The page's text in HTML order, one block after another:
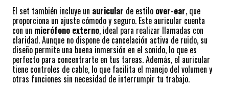
El set también incluye un auricular de estilo over-ear, que
proporciona un ajuste cómodo y seguro. Este auricular cuenta
con un micrófono externo, ideal para realizar llamadas con
claridad. Aunque no dispone de cancelación activa de ruido, su
diseño permite una buena inmersión en el sonido, lo que es
perfecto para concentrarte en tus tareas. Además, el auricular
tiene controles de cable, lo que facilita el manejo del volumen y
otras funciones sin necesidad de interrumpir tu trabajo.